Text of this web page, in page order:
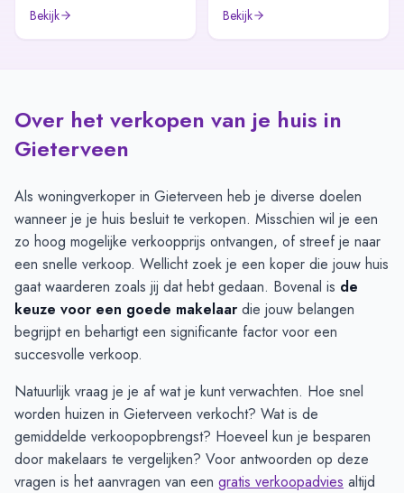
Bekijk Bekijk
Over het verkopen van je huis in
Gieterveen
Als woningverkoper in Gieterveen heb je diverse doelen
wanneer je je huis besluit te verkopen. Misschien wil je een
zo hoog mogelijke verkoopprijs ontvangen, of streef je naar
een snelle verkoop. Wellicht zoek je een koper die jouw huis
gaat waarderen zoals jij dat hebt gedaan. Bovenal is de
keuze voor een goede makelaar die jouw belangen
begrijpt en behartigt een significante factor voor een
succesvolle verkoop.
Natuurlijk vraag je je af wat je kunt verwachten. Hoe snel
worden huizen in Gieterveen verkocht? Wat is de
gemiddelde verkoopopbrengst? Hoeveel kun je besparen
door makelaars te vergelijken? Voor antwoorden op deze
vragen is het aanvragen van een gratis verkoopadvies altijd